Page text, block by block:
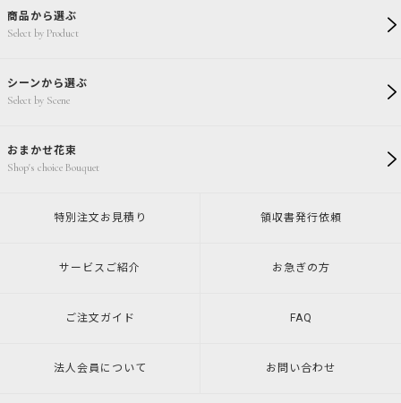
商品から選ぶ
Select by Product
シーンから選ぶ
Select by Scene
おまかせ花束
Shop's choice Bouquet
特別注文 お見積り 領収書発行依頼
サービスご紹介 お急ぎの方
ご注文ガイド FAQ
法人会員について お問い合わせ